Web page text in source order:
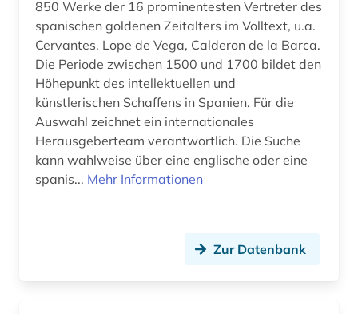
drama (4)
druckwerk (3)
ecocriticism (1)
elektronische bibliothek (1)
elektronische ressource (1)
elektronische zeitschrift (2)
elektronisches publizieren (1)
Schweiz (3)
Spanien (20)
Suedamerika (9)
Suedasien (1)
850 Werke der 16 prominentesten Vertreter des
spanischen goldenen Zeitalters im Volltext, u.a.
Cervantes, Lope de Vega, Calderon de la Barca.
Die Periode zwischen 1500 und 1700 bildet den
Höhepunkt des intellektuellen und
künstlerischen Schaffens in Spanien. Für die
Auswahl zeichnet ein internationales
Herausgeberteam verantwortlich. Die Suche
kann wahlweise über eine englische oder eine
spanis... Mehr Informationen
Zur Datenbank